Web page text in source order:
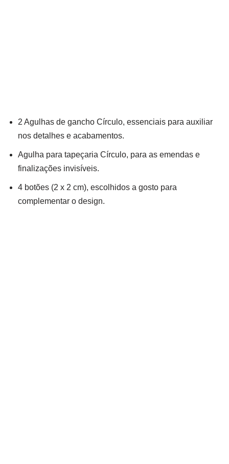
2 Agulhas de gancho Círculo, essenciais para auxiliar
nos detalhes e acabamentos.
Agulha para tapeçaria Círculo, para as emendas e
finalizações invisíveis.
4 botões (2 x 2 cm), escolhidos a gosto para
complementar o design.